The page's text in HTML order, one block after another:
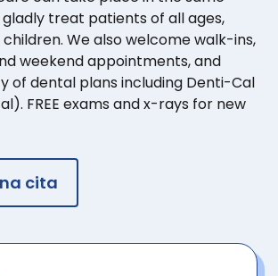
gladly treat patients of all ages,
We also welcome walk-ins,
weekend appointments, and
of dental plans including Denti-Cal
FREE exams and x-rays for new
cita